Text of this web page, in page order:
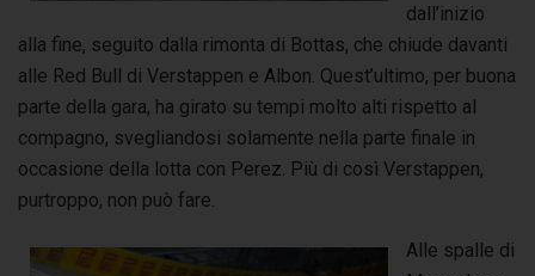
dall’inizio
alla fine, seguito dalla rimonta di Bottas, che chiude davanti
alle Red Bull di Verstappen e Albon. Quest’ultimo, per buona
parte della gara, ha girato su tempi molto alti rispetto al
compagno, svegliandosi solamente nella parte finale in
occasione della lotta con Perez. Più di così Verstappen,
purtroppo, non può fare.
Alle spalle di